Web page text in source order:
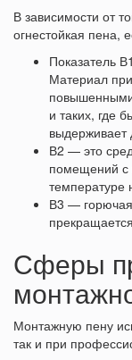
В зависимости от
огнестойкая пена,
Показатель
Материал
и таких, где
выдерживает
В2 — это
помещений с
температуре
В3 — горючая
Сферы
Монтажную пену
так и при